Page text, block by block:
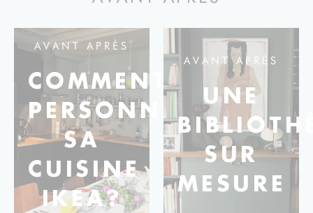
AVANT APRÈS
COMMENT
PERSONNALISER
SA
CUISINE
IKEA?
AVANT APRÈS
UNE
SUR
MESURE